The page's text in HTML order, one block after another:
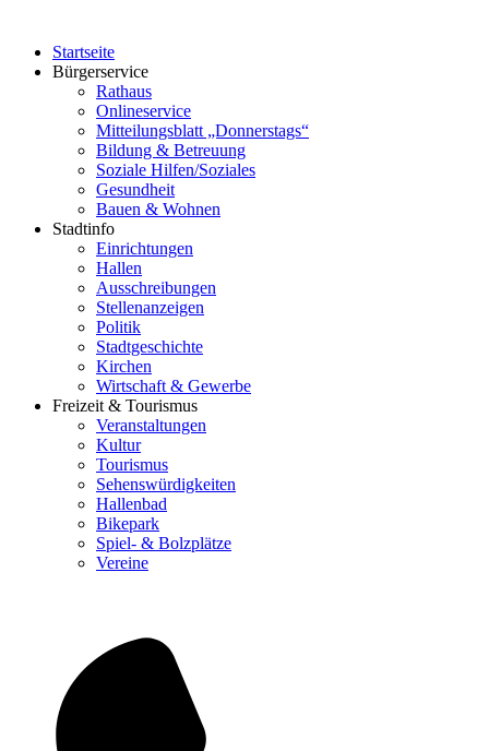
Startseite
Bürgerservice
Rathaus
Onlineservice
Mitteilungsblatt „Donnerstags“
Bildung & Betreuung
Soziale Hilfen/Soziales
Gesundheit
Bauen & Wohnen
Stadtinfo
Einrichtungen
Hallen
Ausschreibungen
Stellenanzeigen
Politik
Stadtgeschichte
Kirchen
Wirtschaft & Gewerbe
Freizeit & Tourismus
Veranstaltungen
Kultur
Tourismus
Sehenswürdigkeiten
Hallenbad
Bikepark
Spiel- & Bolzplätze
Vereine